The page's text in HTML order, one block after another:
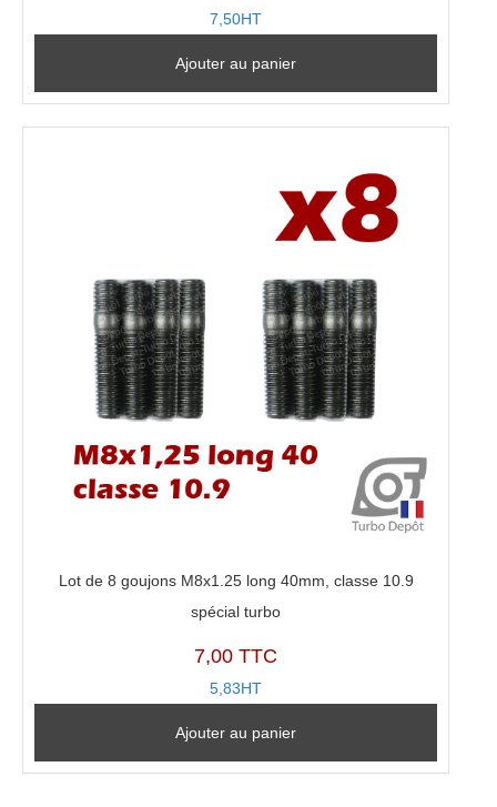
7,50HT
Ajouter au panier
Lot de 8 goujons M8x1.25 long 40mm, classe 10.9
spécial turbo
7,00 TTC
5,83HT
Ajouter au panier